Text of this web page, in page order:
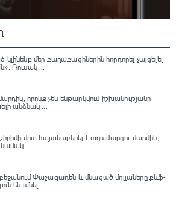
մեր քաղաքացիներին հորդորել չայցելել
Ռուսակ ...
որոնք չեն ենթարկվում իշխանությանը,
անձնակ ...
մոտ հայտնաբերել է տղամարդու մարմին,
Փաշազադեն և մնացած մոլլաները քևֆ-
են անել ...